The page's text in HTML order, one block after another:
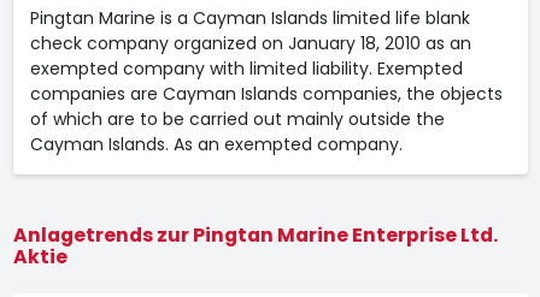
Pingtan Marine is a Cayman Islands limited life blank
check company organized on January 18, 2010 as an
exempted company with limited liability. Exempted
companies are Cayman Islands companies, the objects
of which are to be carried out mainly outside the
Cayman Islands. As an exempted company.
Anlagetrends zur Pingtan Marine Enterprise Ltd.
Aktie